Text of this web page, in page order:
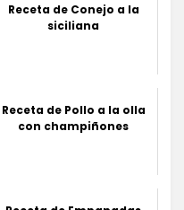
Receta de Conejo a la
siciliana
Receta de Pollo a la olla
con champiñones